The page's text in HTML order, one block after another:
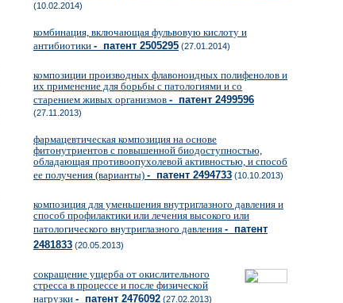
(10.02.2014)
комбинация, включающая фульвовую кислоту и
антибиотики - патент 2505295 (27.01.2014)
композиции производных флавоноидных полифенолов и
их применение для борьбы с патологиями и со
старением живых организмов - патент 2499596
(27.11.2013)
фармацевтическая композиция на основе
фитонутриентов с повышенной биодоступностью,
обладающая противоопухолевой активностью, и способ
ее получения (варианты) - патент 2494733 (10.10.2013)
композиция для уменьшения внутриглазного давления и
способ профилактики или лечения высокого или
патологического внутриглазного давления - патент
2481833 (20.05.2013)
сокращение ущерба от окислительного
стресса в процессе и после физической
нагрузки - патент 2476092 (27.02.2013)